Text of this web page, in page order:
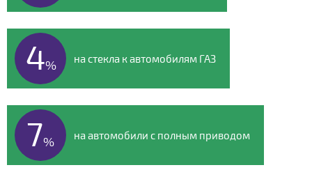
4% на стекла к автомобилям ГАЗ
7% на автомобили с полным приводом